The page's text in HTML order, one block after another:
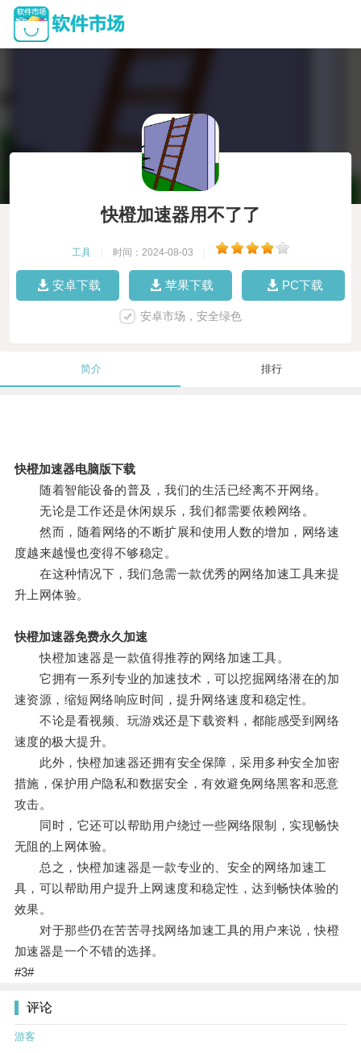
快橙加速器用不了了
工具 时间：2024-08-03
安卓下载 苹果下载 PC下载
安卓市场，安全绿色
简介 排行
快橙加速器电脑版下载
随着智能设备的普及，我们的生活已经离不开网络。
无论是工作还是休闲娱乐，我们都需要依赖网络。
然而，随着网络的不断扩展和使用人数的增加，网络速
度越来越慢也变得不够稳定。
在这种情况下，我们急需一款优秀的网络加速工具来提
升上网体验。
快橙加速器免费永久加速
快橙加速器是一款值得推荐的网络加速工具。
它拥有一系列专业的加速技术，可以挖掘网络潜在的加
速资源，缩短网络响应时间，提升网络速度和稳定性。
不论是看视频、玩游戏还是下载资料，都能感受到网络
速度的极大提升。
此外，快橙加速器还拥有安全保障，采用多种安全加密
措施，保护用户隐私和数据安全，有效避免网络黑客和恶意
攻击。
同时，它还可以帮助用户绕过一些网络限制，实现畅快
无阻的上网体验。
总之，快橙加速器是一款专业的、安全的网络加速工
具，可以帮助用户提升上网速度和稳定性，达到畅快体验的
效果。
对于那些仍在苦苦寻找网络加速工具的用户来说，快橙
加速器是一个不错的选择。
#3#
评论
游客